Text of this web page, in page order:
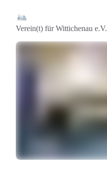
Verein(t) für Wittichenau e.V.